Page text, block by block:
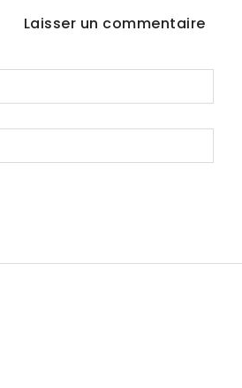
Laisser un commentaire